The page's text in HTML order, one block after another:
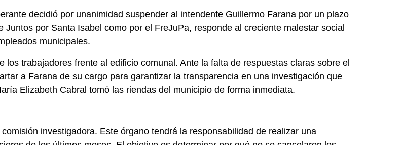
decidió por unanimidad suspender al intendente Guillermo Farana por un plazo
por Santa Isabel como por el FreJuPa, responde al creciente malestar social
municipales.
trabajadores frente al edificio comunal. Ante la falta de respuestas claras sobre el
a Farana de su cargo para garantizar la transparencia en una investigación que
Elizabeth Cabral tomó las riendas del municipio de forma inmediata.
investigadora. Este órgano tendrá la responsabilidad de realizar una